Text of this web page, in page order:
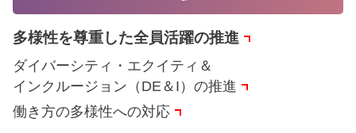
多様性を尊重した全員活躍の推進
ダイバーシティ・エクイティ＆
インクルージョン（DE＆I）の推進
働き方の多様性への対応